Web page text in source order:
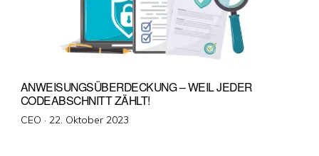
ANWEISUNGSÜBERDECKUNG – WEIL JEDER
CODEABSCHNITT ZÄHLT!
CEO · Veröffentlicht
22. Oktober 2023